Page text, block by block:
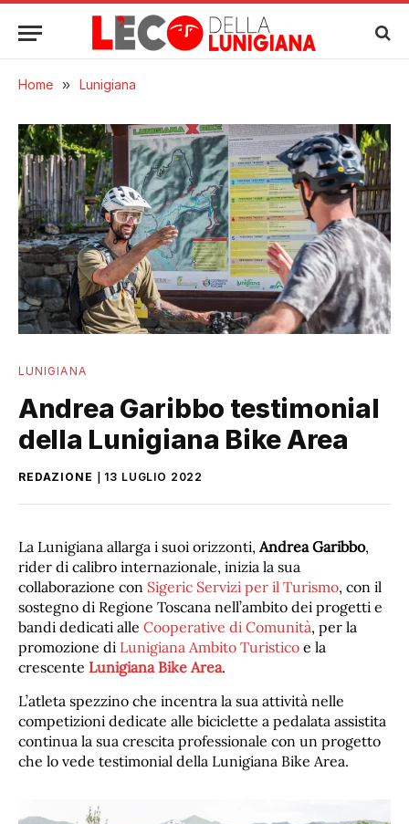
Home » Lunigiana
LUNIGIANA
Andrea Garibbo testimonial
della Lunigiana Bike Area
REDAZIONE 13 LUGLIO 2022
La Lunigiana allarga i suoi orizzonti, Andrea Garibbo,
rider di calibro internazionale, inizia la sua
collaborazione con Sigeric Servizi per il Turismo, con il
sostegno di Regione Toscana nell’ambito dei progetti e
bandi dedicati alle Cooperative di Comunità, per la
promozione di Lunigiana Ambito Turistico e la
crescente Lunigiana Bike Area.
L’atleta spezzino che incentra la sua attività nelle
competizioni dedicate alle biciclette a pedalata assistita
continua la sua crescita professionale con un progetto
che lo vede testimonial della Lunigiana Bike Area.